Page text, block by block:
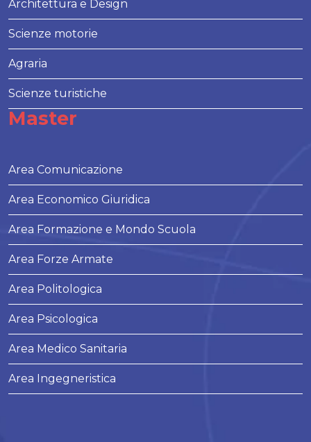
Architettura e Design
Scienze motorie
Agraria
Scienze turistiche
Master
Area Comunicazione
Area Economico Giuridica
Area Formazione e Mondo Scuola
Area Forze Armate
Area Politologica
Area Psicologica
Area Medico Sanitaria
Area Ingegneristica